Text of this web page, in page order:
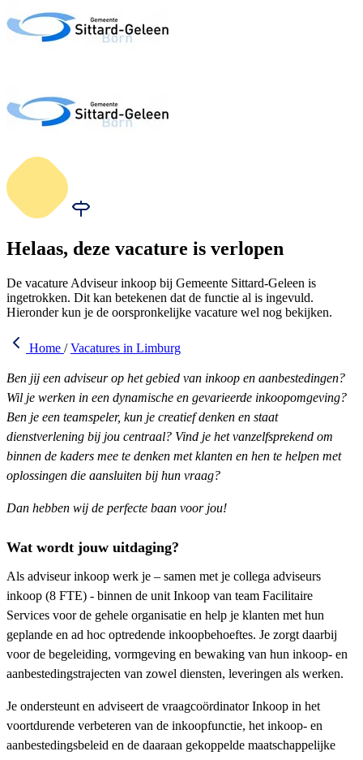
Helaas, deze vacature is verlopen
De vacature Adviseur inkoop bij Gemeente Sittard-Geleen is
ingetrokken. Dit kan betekenen dat de functie al is ingevuld.
Hieronder kun je de oorspronkelijke vacature wel nog bekijken.
Home / Vacatures in Limburg
Ben jij een adviseur op het gebied van inkoop en aanbestedingen?
Wil je werken in een dynamische en gevarieerde inkoopomgeving?
Ben je een teamspeler, kun je creatief denken en staat
dienstverlening bij jou centraal? Vind je het vanzelfsprekend om
binnen de kaders mee te denken met klanten en hen te helpen met
oplossingen die aansluiten bij hun vraag?
Dan hebben wij de perfecte baan voor jou!
Wat wordt jouw uitdaging?
Als adviseur inkoop werk je – samen met je collega adviseurs
inkoop (8 FTE) - binnen de unit Inkoop van team Facilitaire
Services voor de gehele organisatie en help je klanten met hun
geplande en ad hoc optredende inkoopbehoeftes. Je zorgt daarbij
voor de begeleiding, vormgeving en bewaking van hun inkoop- en
aanbestedingstrajecten van zowel diensten, leveringen als werken.
Je ondersteunt en adviseert de vraagcoördinator Inkoop in het
voortdurende verbeteren van de inkoopfunctie, het inkoop- en
aanbestedingsbeleid en de daaraan gekoppelde maatschappelijke